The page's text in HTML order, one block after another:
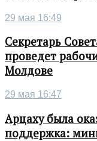
29 мая 16:49
Секретарь
проведет
Молдове
29 мая 16:47
Арцаху была
поддержка: